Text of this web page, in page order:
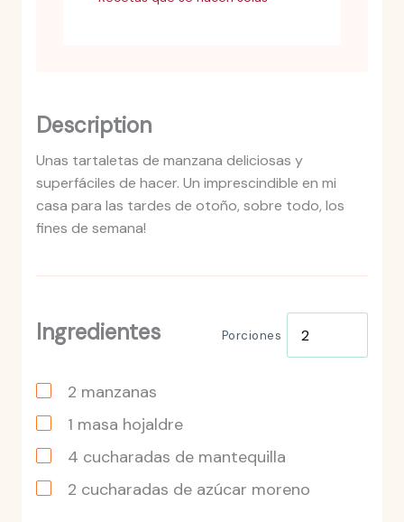
Description
Unas tartaletas de manzana deliciosas y
superfáciles de hacer. Un imprescindible en mi
casa para las tardes de otoño, sobre todo, los
fines de semana!
Ingredientes Porciones
2 manzanas
1 masa hojaldre
4 cucharadas de mantequilla
2 cucharadas de azúcar moreno